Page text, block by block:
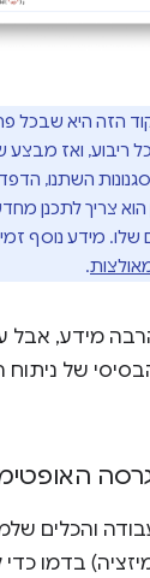
הזה היא שבכל
ריבוע, ואז מבצע
השתנו,
הוא צריך לתכנן
שלו. מידע נוסף
.
מידע, אבל
של ניתוח
והכלים
בדמו